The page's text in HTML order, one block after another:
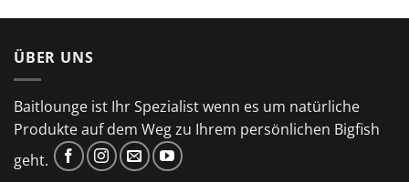
ÜBER UNS
Baitlounge ist Ihr Spezialist wenn es um natürliche
Produkte auf dem Weg zu Ihrem persönlichen Bigfish
geht.